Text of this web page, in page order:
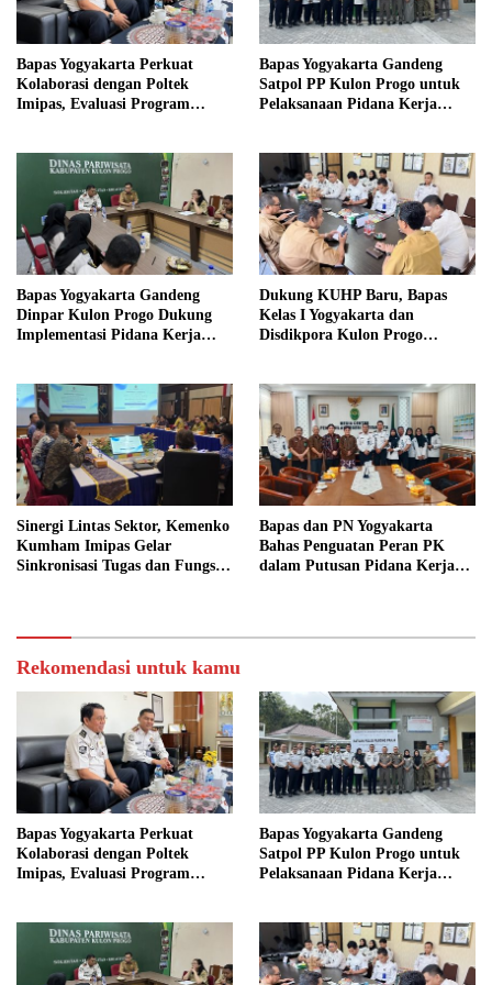
Bapas Yogyakarta Perkuat
Kolaborasi dengan Poltek
Imipas, Evaluasi Program
Bapas Yogyakarta Gandeng
Satpol PP Kulon Progo untuk
Pelaksanaan Pidana Kerja
Bapas Yogyakarta Gandeng
Dinpar Kulon Progo Dukung
Implementasi Pidana Kerja
Dukung KUHP Baru, Bapas
Kelas I Yogyakarta dan
Disdikpora Kulon Progo
Sinergi Lintas Sektor, Kemenko
Kumham Imipas Gelar
Sinkronisasi Tugas dan Fungsi
Bapas dan PN Yogyakarta
Bahas Penguatan Peran PK
dalam Putusan Pidana Kerja
Rekomendasi untuk kamu
Bapas Yogyakarta Perkuat
Kolaborasi dengan Poltek
Imipas, Evaluasi Program
Bapas Yogyakarta Gandeng
Satpol PP Kulon Progo untuk
Pelaksanaan Pidana Kerja